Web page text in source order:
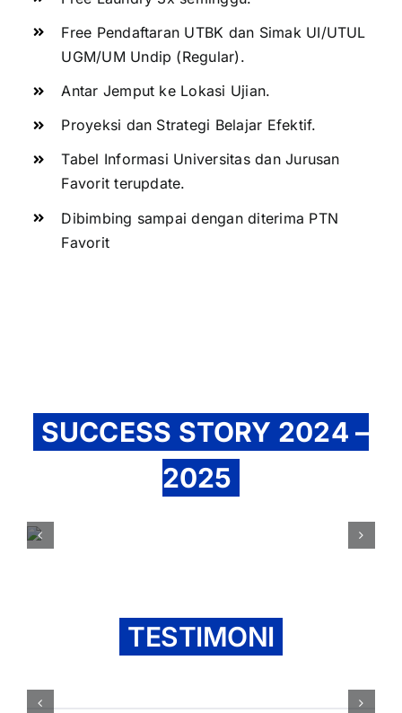
Free Pendaftaran UTBK dan Simak UI/UTUL
UGM/UM Undip (Regular).
Antar Jemput ke Lokasi Ujian.
Proyeksi dan Strategi Belajar Efektif.
Tabel Informasi Universitas dan Jurusan
Favorit terupdate.
Dibimbing sampai dengan diterima PTN
Favorit
SUCCESS STORY 2024 –
2025
TESTIMONI